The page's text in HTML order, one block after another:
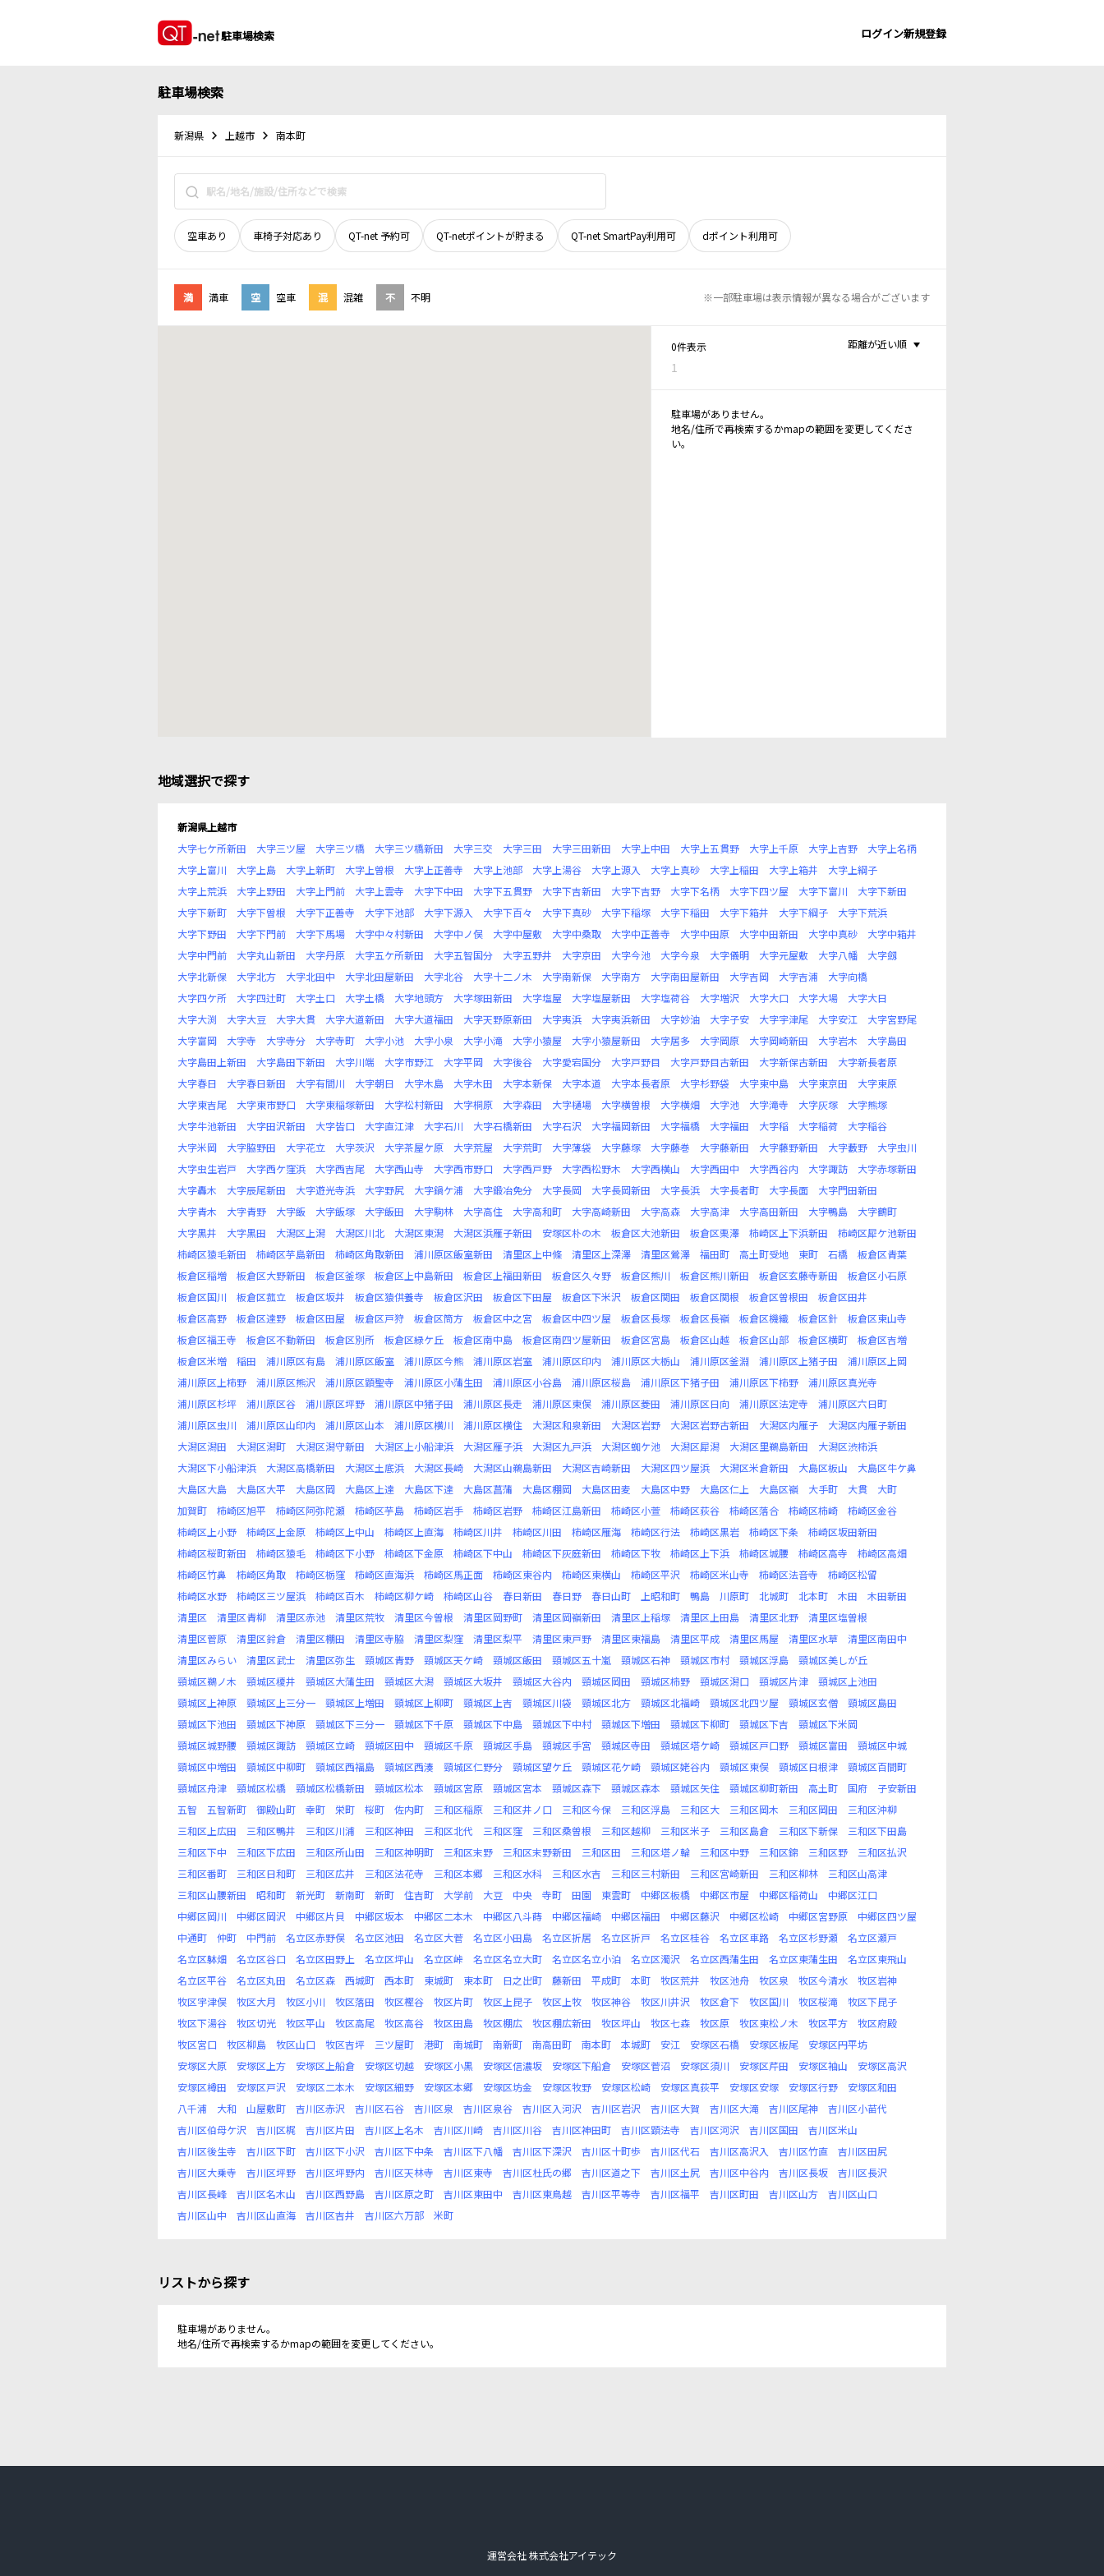
駐車場検索 ログイン新規登録
駐車場検索
新潟県 上越市 南本町
空車あり 車椅子対応あり QT-net 予約可 QT-netポイントが貯まる QT-net SmartPay利用可 dポイント利用可
満 満車 空 空車 混 混雑 不 不明 ※一部駐車場は表示情報が異なる場合がございます
0件表示
1
距離が近い順
駐車場がありません。
地名/住所で再検索するかmapの範囲を変更してくださ
い。
地域選択で探す
新潟県上越市
大字七ケ所新田
大字三ツ屋 大字三ツ橋 大字三ツ橋新田 大字三交 大字三田 大字三田新田 大字上中田 大字上五貫野 大字上千原 大字上吉野
大字上名柄
大字上富川
大字上島 大字上新町 大字上曽根 大字上正善寺 大字上池部 大字上湯谷 大字上源入 大字上真砂 大字上稲田 大字上箱井
大字上綱子
大字上荒浜
大字上野田 大字上門前 大字上雲寺 大字下中田 大字下五貫野 大字下吉新田 大字下吉野 大字下名柄 大字下四ツ屋 大字下富川
大字下新田
大字下新町
大字下曽根 大字下正善寺 大字下池部 大字下源入 大字下百々 大字下真砂 大字下稲塚 大字下稲田 大字下箱井 大字下綱子
大字下荒浜
大字下野田
大字下門前 大字下馬場 大字中々村新田 大字中ノ俣 大字中屋敷 大字中桑取 大字中正善寺 大字中田原 大字中田新田 大字中真砂
大字中箱井
大字中門前
大字丸山新田 大字丹原 大字五ケ所新田 大字五智国分 大字五野井 大字京田 大字今池 大字今泉 大字儀明 大字元屋敷 大字八幡
大字劔
大字北新保
大字北方 大字北田中 大字北田屋新田 大字北谷 大字十二ノ木 大字南新保 大字南方 大字南田屋新田 大字吉岡 大字吉浦
大字向橋
大字四ケ所
大字四辻町 大字土口 大字土橋 大字地頭方 大字塚田新田 大字塩屋 大字塩屋新田 大字塩荷谷 大字増沢 大字大口 大字大場
大字大日
大字大渕
大字大豆 大字大貫 大字大道新田 大字大道福田 大字天野原新田 大字夷浜 大字夷浜新田 大字妙油 大字子安 大字宇津尾 大字安江
大字宮野尾
大字富岡
大字寺 大字寺分 大字寺町 大字小池 大字小泉 大字小滝 大字小猿屋 大字小猿屋新田 大字居多 大字岡原 大字岡崎新田 大字岩木
大字島田
大字島田上新田
大字島田下新田 大字川端 大字市野江 大字平岡 大字後谷 大字愛宕国分 大字戸野目 大字戸野目古新田 大字新保古新田
大字新長者原
大字春日
大字春日新田 大字有間川 大字朝日 大字木島 大字木田 大字本新保 大字本道 大字本長者原 大字杉野袋 大字東中島 大字東京田
大字東原
大字東吉尾
大字東市野口 大字東稲塚新田 大字松村新田 大字桐原 大字森田 大字樋場 大字横曽根 大字横畑 大字池 大字滝寺 大字灰塚
大字熊塚
大字牛池新田
大字田沢新田 大字皆口 大字直江津 大字石川 大字石橋新田 大字石沢 大字福岡新田 大字福橋 大字福田 大字稲 大字稲荷
大字稲谷
大字米岡
大字脇野田 大字花立 大字茨沢 大字茶屋ケ原 大字荒屋 大字荒町 大字薄袋 大字藤塚 大字藤巻 大字藤新田 大字藤野新田 大字藪野
大字虫川
大字虫生岩戸
大字西ケ窪浜 大字西吉尾 大字西山寺 大字西市野口 大字西戸野 大字西松野木 大字西横山 大字西田中 大字西谷内 大字諏訪
大字赤塚新田
大字轟木
大字辰尾新田 大字遊光寺浜 大字野尻 大字鍋ケ浦 大字鍛冶免分 大字長岡 大字長岡新田 大字長浜 大字長者町 大字長面
大字門田新田
大字青木
大字青野 大字飯 大字飯塚 大字飯田 大字駒林 大字高住 大字高和町 大字高崎新田 大字高森 大字高津 大字高田新田 大字鴨島
大字鶴町
大字黒井
大字黒田 大潟区上潟 大潟区川北 大潟区東潟 大潟区浜雁子新田 安塚区朴の木 板倉区大池新田 板倉区栗澤 柿崎区上下浜新田
柿崎区犀ケ池新田
柿崎区猿毛新田
柿崎区芋島新田 柿崎区角取新田 浦川原区飯室新田 清里区上中條 清里区上深澤 清里区鶯澤 福田町 高土町受地 東町 石橋
板倉区青葉
板倉区稲増
板倉区大野新田 板倉区釜塚 板倉区上中島新田 板倉区上福田新田 板倉区久々野 板倉区熊川 板倉区熊川新田 板倉区玄藤寺新田
板倉区小石原
板倉区国川
板倉区菰立 板倉区坂井 板倉区猿供養寺 板倉区沢田 板倉区下田屋 板倉区下米沢 板倉区関田 板倉区関根 板倉区曽根田
板倉区田井
板倉区高野
板倉区達野 板倉区田屋 板倉区戸狩 板倉区筒方 板倉区中之宮 板倉区中四ツ屋 板倉区長塚 板倉区長嶺 板倉区機織 板倉区針
板倉区東山寺
板倉区福王寺
板倉区不動新田 板倉区別所 板倉区緑ケ丘 板倉区南中島 板倉区南四ツ屋新田 板倉区宮島 板倉区山越 板倉区山部 板倉区横町
板倉区吉増
板倉区米増
稲田 浦川原区有島 浦川原区飯室 浦川原区今熊 浦川原区岩室 浦川原区印内 浦川原区大栃山 浦川原区釜淵 浦川原区上猪子田
浦川原区上岡
浦川原区上柿野
浦川原区熊沢 浦川原区顕聖寺 浦川原区小蒲生田 浦川原区小谷島 浦川原区桜島 浦川原区下猪子田 浦川原区下柿野
浦川原区真光寺
浦川原区杉坪
浦川原区谷 浦川原区坪野 浦川原区中猪子田 浦川原区長走 浦川原区東俣 浦川原区菱田 浦川原区日向 浦川原区法定寺
浦川原区六日町
浦川原区虫川
浦川原区山印内 浦川原区山本 浦川原区横川 浦川原区横住 大潟区和泉新田 大潟区岩野 大潟区岩野古新田 大潟区内雁子
大潟区内雁子新田
大潟区潟田
大潟区潟町 大潟区潟守新田 大潟区上小船津浜 大潟区雁子浜 大潟区九戸浜 大潟区蜘ケ池 大潟区犀潟 大潟区里鵜島新田
大潟区渋柿浜
大潟区下小船津浜
大潟区高橋新田 大潟区土底浜 大潟区長崎 大潟区山鵜島新田 大潟区吉崎新田 大潟区四ツ屋浜 大潟区米倉新田 大島区板山
大島区牛ケ鼻
大島区大島
大島区大平 大島区岡 大島区上達 大島区下達 大島区菖蒲 大島区棚岡 大島区田麦 大島区中野 大島区仁上 大島区嶺 大手町 大貫
大町
加賀町
柿崎区旭平 柿崎区阿弥陀瀬 柿崎区芋島 柿崎区岩手 柿崎区岩野 柿崎区江島新田 柿崎区小萱 柿崎区荻谷 柿崎区落合 柿崎区柿崎
柿崎区金谷
柿崎区上小野
柿崎区上金原 柿崎区上中山 柿崎区上直海 柿崎区川井 柿崎区川田 柿崎区雁海 柿崎区行法 柿崎区黒岩 柿崎区下条
柿崎区坂田新田
柿崎区桜町新田
柿崎区猿毛 柿崎区下小野 柿崎区下金原 柿崎区下中山 柿崎区下灰庭新田 柿崎区下牧 柿崎区上下浜 柿崎区城腰 柿崎区高寺
柿崎区高畑
柿崎区竹鼻
柿崎区角取 柿崎区栃窪 柿崎区直海浜 柿崎区馬正面 柿崎区東谷内 柿崎区東横山 柿崎区平沢 柿崎区米山寺 柿崎区法音寺
柿崎区松留
柿崎区水野
柿崎区三ツ屋浜 柿崎区百木 柿崎区柳ケ崎 柿崎区山谷 春日新田 春日野 春日山町 上昭和町 鴨島 川原町 北城町 北本町 木田
木田新田
清里区
清里区青柳 清里区赤池 清里区荒牧 清里区今曽根 清里区岡野町 清里区岡嶺新田 清里区上稲塚 清里区上田島 清里区北野
清里区塩曽根
清里区菅原
清里区鈴倉 清里区棚田 清里区寺脇 清里区梨窪 清里区梨平 清里区東戸野 清里区東福島 清里区平成 清里区馬屋 清里区水草
清里区南田中
清里区みらい
清里区武士 清里区弥生 頸城区青野 頸城区天ケ崎 頸城区飯田 頸城区五十嵐 頸城区石神 頸城区市村 頸城区浮島
頸城区美しが丘
頸城区鵜ノ木
頸城区榎井 頸城区大蒲生田 頸城区大潟 頸城区大坂井 頸城区大谷内 頸城区岡田 頸城区柿野 頸城区潟口 頸城区片津
頸城区上池田
頸城区上神原
頸城区上三分一 頸城区上増田 頸城区上柳町 頸城区上吉 頸城区川袋 頸城区北方 頸城区北福崎 頸城区北四ツ屋 頸城区玄僧
頸城区島田
頸城区下池田
頸城区下神原 頸城区下三分一 頸城区下千原 頸城区下中島 頸城区下中村 頸城区下増田 頸城区下柳町 頸城区下吉
頸城区下米岡
頸城区城野腰
頸城区諏訪 頸城区立崎 頸城区田中 頸城区千原 頸城区手島 頸城区手宮 頸城区寺田 頸城区塔ケ崎 頸城区戸口野 頸城区富田
頸城区中城
頸城区中増田
頸城区中柳町 頸城区西福島 頸城区西湊 頸城区仁野分 頸城区望ケ丘 頸城区花ケ崎 頸城区姥谷内 頸城区東俣 頸城区日根津
頸城区百間町
頸城区舟津
頸城区松橋 頸城区松橋新田 頸城区松本 頸城区宮原 頸城区宮本 頸城区森下 頸城区森本 頸城区矢住 頸城区柳町新田 高土町 国府
子安新田
五智
五智新町 御殿山町 幸町 栄町 桜町 佐内町 三和区稲原 三和区井ノ口 三和区今保 三和区浮島 三和区大 三和区岡木 三和区岡田
三和区沖柳
三和区上広田
三和区鴨井 三和区川浦 三和区神田 三和区北代 三和区窪 三和区桑曽根 三和区越柳 三和区米子 三和区島倉 三和区下新保
三和区下田島
三和区下中
三和区下広田 三和区所山田 三和区神明町 三和区末野 三和区末野新田 三和区田 三和区塔ノ輪 三和区中野 三和区錦 三和区野
三和区払沢
三和区番町
三和区日和町 三和区広井 三和区法花寺 三和区本郷 三和区水科 三和区水吉 三和区三村新田 三和区宮崎新田 三和区柳林
三和区山高津
三和区山腰新田
昭和町 新光町 新南町 新町 住吉町 大学前 大豆 中央 寺町 田園 東雲町 中郷区板橋 中郷区市屋 中郷区稲荷山
中郷区江口
中郷区岡川
中郷区岡沢 中郷区片貝 中郷区坂本 中郷区二本木 中郷区八斗蒔 中郷区福崎 中郷区福田 中郷区藤沢 中郷区松崎 中郷区宮野原
中郷区四ツ屋
中通町
仲町 中門前 名立区赤野俣 名立区池田 名立区大菅 名立区小田島 名立区折居 名立区折戸 名立区桂谷 名立区車路 名立区杉野瀬
名立区瀬戸
名立区躰畑
名立区谷口 名立区田野上 名立区坪山 名立区峠 名立区名立大町 名立区名立小泊 名立区濁沢 名立区西蒲生田 名立区東蒲生田
名立区東飛山
名立区平谷
名立区丸田 名立区森 西城町 西本町 東城町 東本町 日之出町 藤新田 平成町 本町 牧区荒井 牧区池舟 牧区泉 牧区今清水
牧区岩神
牧区宇津俣
牧区大月 牧区小川 牧区落田 牧区樫谷 牧区片町 牧区上昆子 牧区上牧 牧区神谷 牧区川井沢 牧区倉下 牧区国川 牧区桜滝
牧区下昆子
牧区下湯谷
牧区切光 牧区平山 牧区高尾 牧区高谷 牧区田島 牧区棚広 牧区棚広新田 牧区坪山 牧区七森 牧区原 牧区東松ノ木 牧区平方
牧区府殿
牧区宮口
牧区柳島 牧区山口 牧区吉坪 三ツ屋町 港町 南城町 南新町 南高田町 南本町 本城町 安江 安塚区石橋 安塚区板尾
安塚区円平坊
安塚区大原
安塚区上方 安塚区上船倉 安塚区切越 安塚区小黒 安塚区信濃坂 安塚区下船倉 安塚区菅沼 安塚区須川 安塚区芹田 安塚区袖山
安塚区高沢
安塚区樽田
安塚区戸沢 安塚区二本木 安塚区細野 安塚区本郷 安塚区坊金 安塚区牧野 安塚区松崎 安塚区真荻平 安塚区安塚 安塚区行野
安塚区和田
八千浦
大和 山屋敷町 吉川区赤沢 吉川区石谷 吉川区泉 吉川区泉谷 吉川区入河沢 吉川区岩沢 吉川区大賀 吉川区大滝 吉川区尾神
吉川区小苗代
吉川区伯母ケ沢
吉川区梶 吉川区片田 吉川区上名木 吉川区川崎 吉川区川谷 吉川区神田町 吉川区顕法寺 吉川区河沢 吉川区国田
吉川区米山
吉川区後生寺
吉川区下町 吉川区下小沢 吉川区下中条 吉川区下八幡 吉川区下深沢 吉川区十町歩 吉川区代石 吉川区高沢入 吉川区竹直
吉川区田尻
吉川区大乗寺
吉川区坪野 吉川区坪野内 吉川区天林寺 吉川区東寺 吉川区杜氏の郷 吉川区道之下 吉川区土尻 吉川区中谷内 吉川区長坂
吉川区長沢
吉川区長峰
吉川区名木山 吉川区西野島 吉川区原之町 吉川区東田中 吉川区東鳥越 吉川区平等寺 吉川区福平 吉川区町田 吉川区山方
吉川区山口
吉川区山中
吉川区山直海 吉川区吉井 吉川区六万部 米町
リストから探す
駐車場がありません。
地名/住所で再検索するかmapの範囲を変更してください。
運営会社 株式会社アイテック